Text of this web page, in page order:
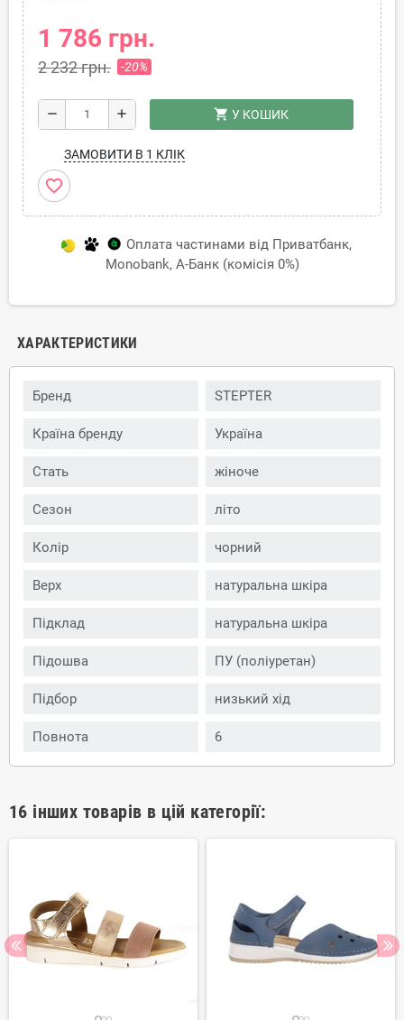
1 786 грн.
2 232 грн. -20%
remove add shopping_cart У КОШИК
ЗАМОВИТИ В 1 КЛІК
favorite_border
Оплата частинами від Приватбанк,
Monobank, А-Банк (комісія 0%)
ХАРАКТЕРИСТИКИ
Бренд STEPTER
Країна бренду Україна
Стать жіноче
Сезон літо
Колір чорний
Верх натуральна шкіра
Підклад натуральна шкіра
Підошва ПУ (поліуретан)
Підбор низький хід
Повнота 6
16 інших товарів в цій категорії: